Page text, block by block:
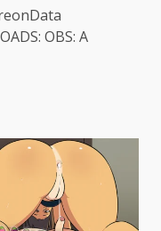
OBS: A